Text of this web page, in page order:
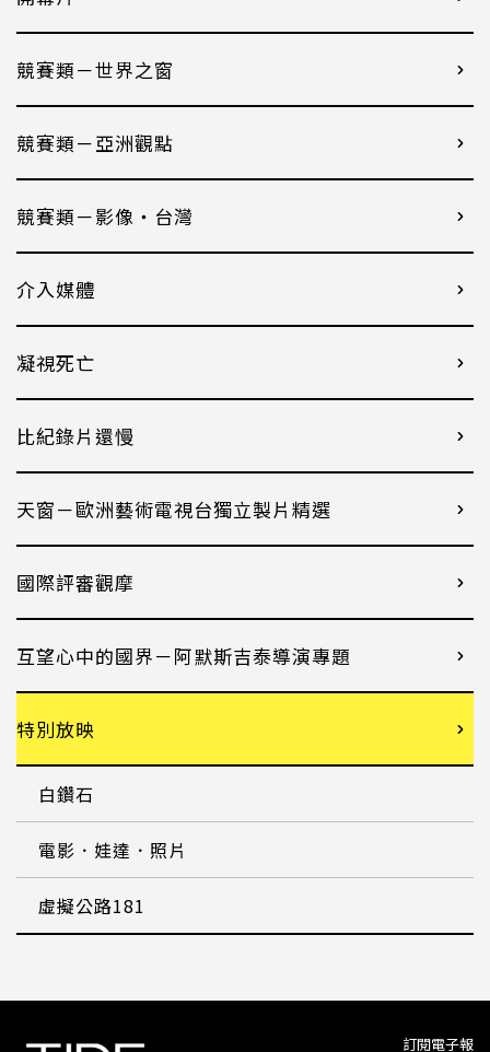
競賽類－世界之窗
競賽類－亞洲觀點
競賽類－影像・台灣
介入媒體
凝視死亡
比紀錄片還慢
天窗－歐洲藝術電視台獨立製片精選
國際評審觀摩
互望心中的國界－阿默斯吉泰導演專題
特別放映
白鑽石
電影．娃達．照片
虛擬公路181
訂閱電子報